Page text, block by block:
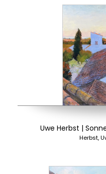
Uwe Herbst |
Herbst,